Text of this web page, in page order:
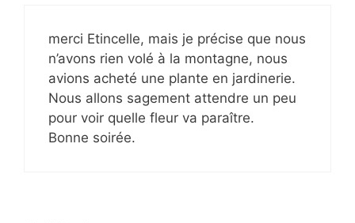
merci Etincelle, mais je précise que nous
n’avons rien volé à la montagne, nous
avions acheté une plante en jardinerie.
Nous allons sagement attendre un peu
pour voir quelle fleur va paraître.
Bonne soirée.